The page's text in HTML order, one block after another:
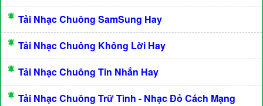
Tải Nhạc Chuông SamSung Hay
Tải Nhạc Chuông Không Lời Hay
Tải Nhạc Chuông Tin Nhắn Hay
Tải Nhạc Chuông Trữ Tình - Nhạc Đỏ Cách Mạng